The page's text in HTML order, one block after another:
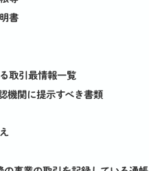
書
取引最情報一覧
機関に提示すべき書類